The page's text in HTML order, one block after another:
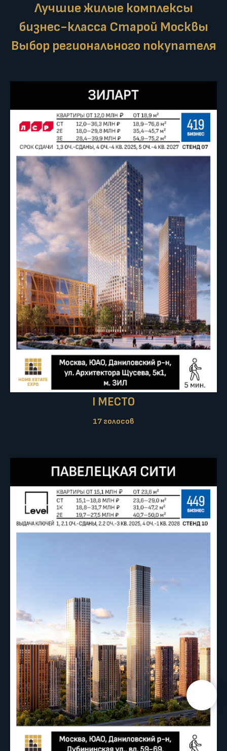
Лучшие жилые комплексы
бизнес-класса Старой Москвы
Выбор регионального покупателя
I МЕСТО
17 голосов